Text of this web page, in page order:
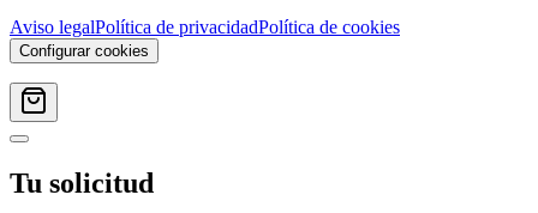
Aviso legalPolítica de privacidadPolítica de cookies
Configurar cookies
Tu solicitud